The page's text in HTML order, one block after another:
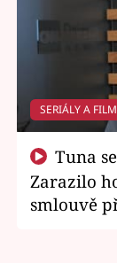
SERIÁLY A
Zarazilo
smlouvě